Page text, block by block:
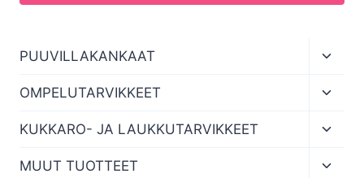
PUUVILLAKANKAAT
menu
OMPELUTARVIKKEET
menu
KUKKARO- JA LAUKKUTARVIKKEET
menu
MUUT TUOTTEET